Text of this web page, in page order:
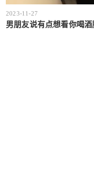
2023-11-27
男朋友说有点想看你喝